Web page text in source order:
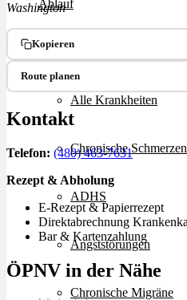
Ablauf
Therapien
Alle Krankheiten
Chronische Schmerzen
ADHS
Angststörungen
Chronische Migräne
Washington
Kopieren
Route planen
Kontakt
Telefon: (480) 463-7631
Rezept & Abholung
E-Rezept & Papierrezept
Direktabrechnung
Bar & Kartenzahlung
ÖPNV in der Nähe